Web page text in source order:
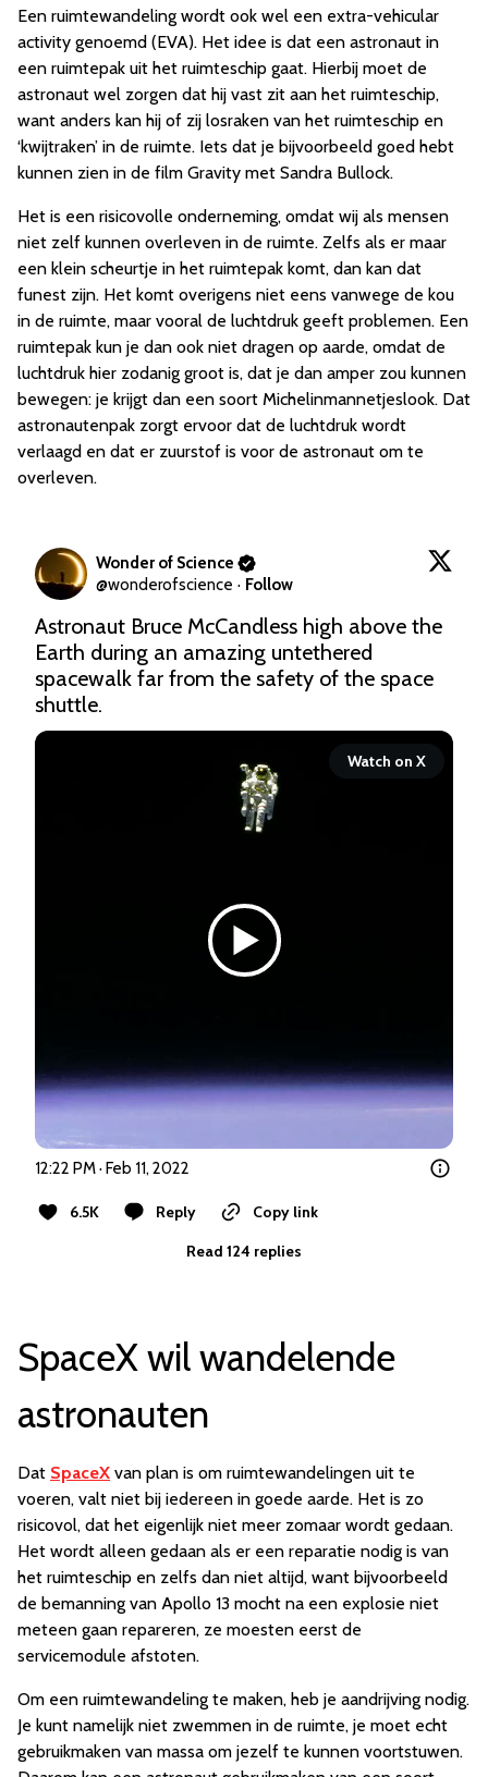
Een ruimtewandeling wordt ook wel een extra-vehicular
activity genoemd (EVA). Het idee is dat een astronaut in
een ruimtepak uit het ruimteschip gaat. Hierbij moet de
astronaut wel zorgen dat hij vast zit aan het ruimteschip,
want anders kan hij of zij losraken van het ruimteschip en
‘kwijtraken’ in de ruimte. Iets dat je bijvoorbeeld goed hebt
kunnen zien in de film Gravity met Sandra Bullock.
Het is een risicovolle onderneming, omdat wij als mensen
niet zelf kunnen overleven in de ruimte. Zelfs als er maar
een klein scheurtje in het ruimtepak komt, dan kan dat
funest zijn. Het komt overigens niet eens vanwege de kou
in de ruimte, maar vooral de luchtdruk geeft problemen. Een
ruimtepak kun je dan ook niet dragen op aarde, omdat de
luchtdruk hier zodanig groot is, dat je dan amper zou kunnen
bewegen: je krijgt dan een soort Michelinmannetjeslook. Dat
astronautenpak zorgt ervoor dat de luchtdruk wordt
verlaagd en dat er zuurstof is voor de astronaut om te
overleven.
Wonder of Science
@wonderofscience · Follow
Astronaut Bruce McCandless high above the
Earth during an amazing untethered
spacewalk far from the safety of the space
shuttle.
Watch on X
12:22 PM · Feb 11, 2022
6.5K Reply
Copy link
Read 124 replies
SpaceX wil wandelende
astronauten
Dat SpaceX van plan is om ruimtewandelingen uit te
voeren, valt niet bij iedereen in goede aarde. Het is zo
risicovol, dat het eigenlijk niet meer zomaar wordt gedaan.
Het wordt alleen gedaan als er een reparatie nodig is van
het ruimteschip en zelfs dan niet altijd, want bijvoorbeeld
de bemanning van Apollo 13 mocht na een explosie niet
meteen gaan repareren, ze moesten eerst de
servicemodule afstoten.
Om een ruimtewandeling te maken, heb je aandrijving nodig.
Je kunt namelijk niet zwemmen in de ruimte, je moet echt
gebruikmaken van massa om jezelf te kunnen voortstuwen.